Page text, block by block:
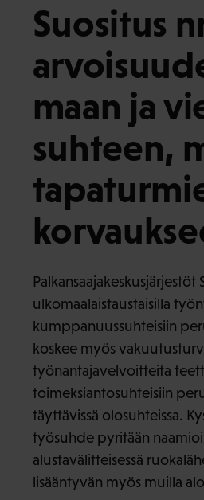
Suositus
maan ja
suhteen,
Palkansaajakeskusjärjestöt
ulkomaalaistaustaisilla
kumppanuussuhteisiin
koskee myös
työnantajavelvoitteita
toimeksiantosuhteisiin
täyttävissä olosuhteissa.
työsuhde pyritään
alustavälitteisessä
lisääntyvän myös muilla